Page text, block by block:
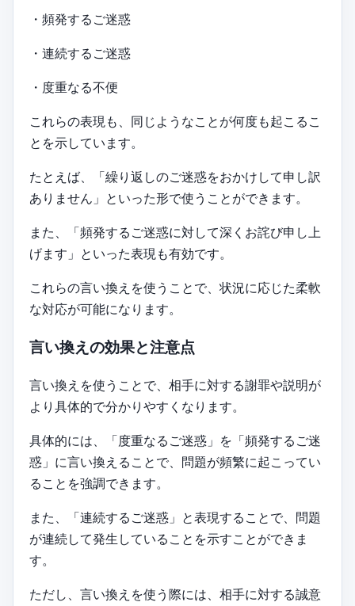
・頻発するご迷惑
・連続するご迷惑
・度重なる不便
これらの表現も、同じようなことが何度も起こるこ
とを示しています。
たとえば、「繰り返しのご迷惑をおかけして申し訳
ありません」といった形で使うことができます。
また、「頻発するご迷惑に対して深くお詫び申し上
げます」といった表現も有効です。
これらの言い換えを使うことで、状況に応じた柔軟
な対応が可能になります。
言い換えの効果と注意点
言い換えを使うことで、相手に対する謝罪や説明が
より具体的で分かりやすくなります。
具体的には、「度重なるご迷惑」を「頻発するご迷
惑」に言い換えることで、問題が頻繁に起こってい
ることを強調できます。
また、「連続するご迷惑」と表現することで、問題
が連続して発生していることを示すことができま
す。
ただし、言い換えを使う際には、相手に対する誠意